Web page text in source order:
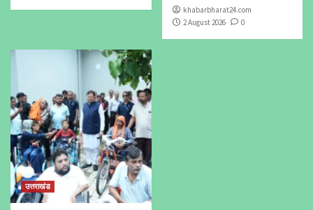
khabarbharat24.com
2 August 2026
0
उत्तराखंड